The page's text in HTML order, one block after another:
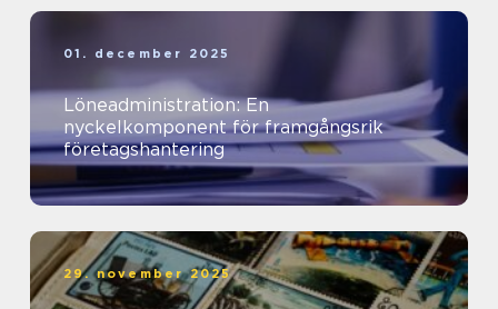
01. december 2025
Löneadministration: En
nyckelkomponent för framgångsrik
företagshantering
29. november 2025